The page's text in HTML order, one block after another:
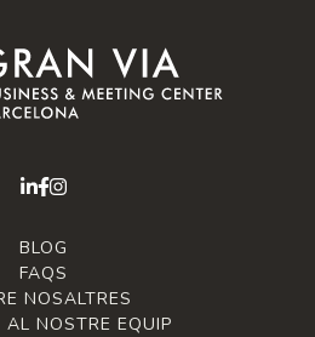
BLOG
FAQS
NOSALTRES
AL NOSTRE EQUIP